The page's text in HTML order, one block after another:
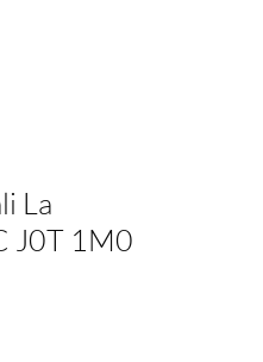
La
J0T 1M0